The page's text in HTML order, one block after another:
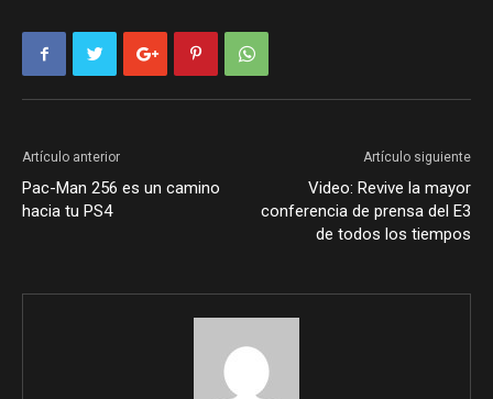
Artículo anterior
Pac-Man 256 es un camino
hacia tu PS4
Artículo siguiente
Video: Revive la mayor
conferencia de prensa del E3
de todos los tiempos